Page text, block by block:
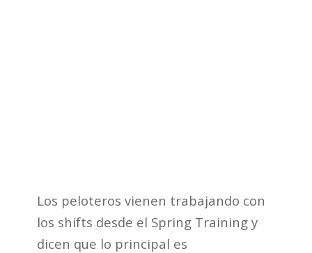
Los peloteros vienen trabajando con
los shifts desde el Spring Training y
dicen que lo principal es